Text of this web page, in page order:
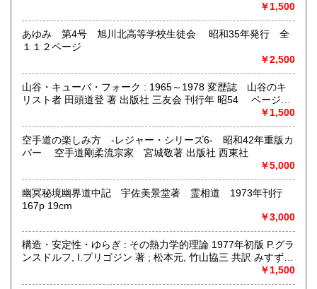
￥1,500
あゆみ 第4号 旭川北高等学校生徒会 昭和35年発行 全
１１２ページ
￥2,500
山谷・キューバ・フォーク : 1965～1978 変歴誌 山谷のキ
リスト者 田頭道登 著 出版社 三友会 刊行年 昭54 ページ数
￥1,500
空手道の楽しみ方 -レジャー・シリーズ6- 昭和42年重版カ
バー 空手道剛柔流宗家 宮城敬著 出版社 西東社
￥5,000
幽冥秘境幽界道中記 宇佐美景堂著 霊相道 1973年刊行
167p 19cm
￥3,000
構造・安定性・ゆらぎ : その熱力学的理論 1977年初版 P.グラ
ンスドルフ, I.プリゴジン 著 ; 松本元, 竹山協三 共訳 みすず書
房〈熱力学の方法を、平衡はもとより非線形性や不安定性を
も含むあらゆる現象へ拡張できないであろうか？ ……新し
￥1,500